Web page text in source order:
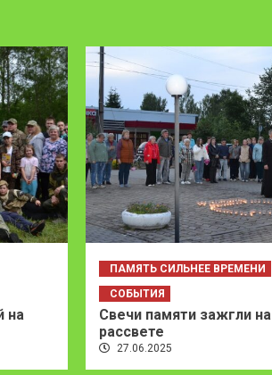
на
ПАМЯТЬ СИЛЬНЕЕ ВРЕМЕНИ
СОБЫТИЯ
Свечи памяти зажгли на
рассвете
27.06.2025